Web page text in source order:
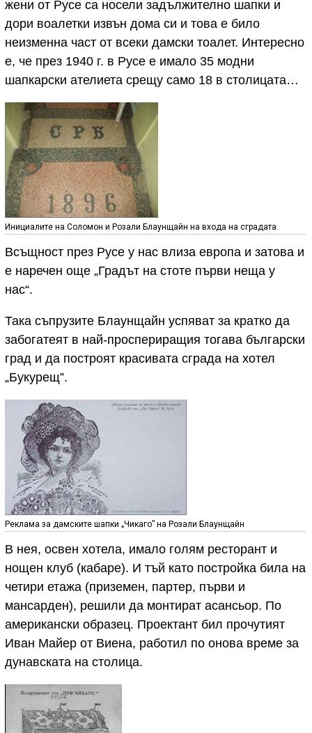
жени от Русе са носели задължително шапки и
дори воалетки извън дома си и това е било
неизменна част от всеки дамски тоалет. Интересно
е, че през 1940 г. в Русе е имало 35 модни
шапкарски ателиета срещу само 18 в столицата…
Инициалите на Соломон и Розали Блаунщайн на входа на сградата.
Всъщност през Русе у нас влиза европа и затова и
е наречен още „Градът на стоте първи неща у
нас“.
Така съпрузите Блаунщайн успяват за кратко да
забогатеят в най-проспериращия тогава български
град и да построят красивата сграда на хотел
„Букурещ”.
Реклама за дамските шапки „Чикаго” на Розали Блаунщайн
В нея, освен хотела, имало голям ресторант и
нощен клуб (кабаре). И тъй като постройка била на
четири етажа (приземен, партер, първи и
мансарден), решили да монтират асансьор. По
американски образец. Проектант бил прочутият
Иван Майер от Виена, работил по онова време за
дунавската на столица.